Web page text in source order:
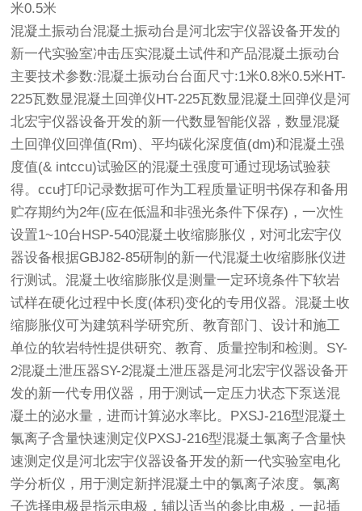
米0.5米
混凝土振动台混凝土振动台是河北宏宇仪器设备开发的
新一代实验室冲击压实混凝土试件和产品混凝土振动台
主要技术参数:混凝土振动台台面尺寸:1米0.8米0.5米HT-
225瓦数显混凝土回弹仪HT-225瓦数显混凝土回弹仪是河
北宏宇仪器设备开发的新一代数显智能仪器，数显混凝
土回弹仪回弹值(Rm)、平均碳化深度值(dm)和混凝土强
度值(& intccu)试验区的混凝土强度可通过现场试验获
得。ccu打印记录数据可作为工程质量证明书保存和备用
贮存期约为2年(应在低温和非强光条件下保存)，一次性
设置1~10台HSP-540混凝土收缩膨胀仪，对河北宏宇仪
器设备根据GBJ82-85研制的新一代混凝土收缩膨胀仪进
行测试。混凝土收缩膨胀仪是测量一定环境条件下软岩
试样在硬化过程中长度(体积)变化的专用仪器。混凝土收
缩膨胀仪可为建筑科学研究所、教育部门、设计和施工
单位的软岩特性提供研究、教育、质量控制和检测。SY-
2混凝土泄压器SY-2混凝土泄压器是河北宏宇仪器设备开
发的新一代专用仪器，用于测试一定压力状态下泵送混
凝土的泌水量，进而计算泌水率比。PXSJ-216型混凝土
氯离子含量快速测定仪PXSJ-216型混凝土氯离子含量快
速测定仪是河北宏宇仪器设备开发的新一代实验室电化
学分析仪，用于测定新拌混凝土中的氯离子浓度。氯离
子选择电极是指示电极，辅以适当的参比电极，一起插